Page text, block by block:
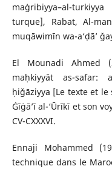
maġribiyya–al-
turque], Rabat, Al-
muqāwimīn wa-a‘ḍā’
El Mounadi Ahmed
maḥkiyyāt as-safar:
ḥiǧāziyya [Le texte et
Ġīġā’ī al-‘Ūrīkī et son
CV-CXXXVI.
Ennaji Mohammed
technique dans le